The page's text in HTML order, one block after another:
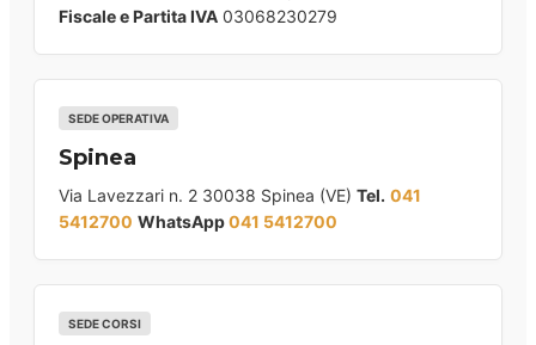
Fiscale e Partita IVA 03068230279
SEDE OPERATIVA
Spinea
Via Lavezzari n. 2 30038 Spinea (VE) Tel. 041
5412700 WhatsApp041 5412700
SEDE CORSI